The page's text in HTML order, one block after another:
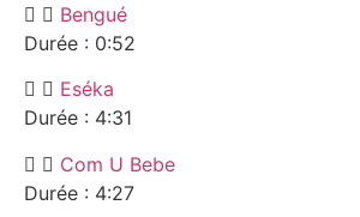
Bengué
Durée : 0:52
Eséka
Durée : 4:31
Com U Bebe
Durée : 4:27